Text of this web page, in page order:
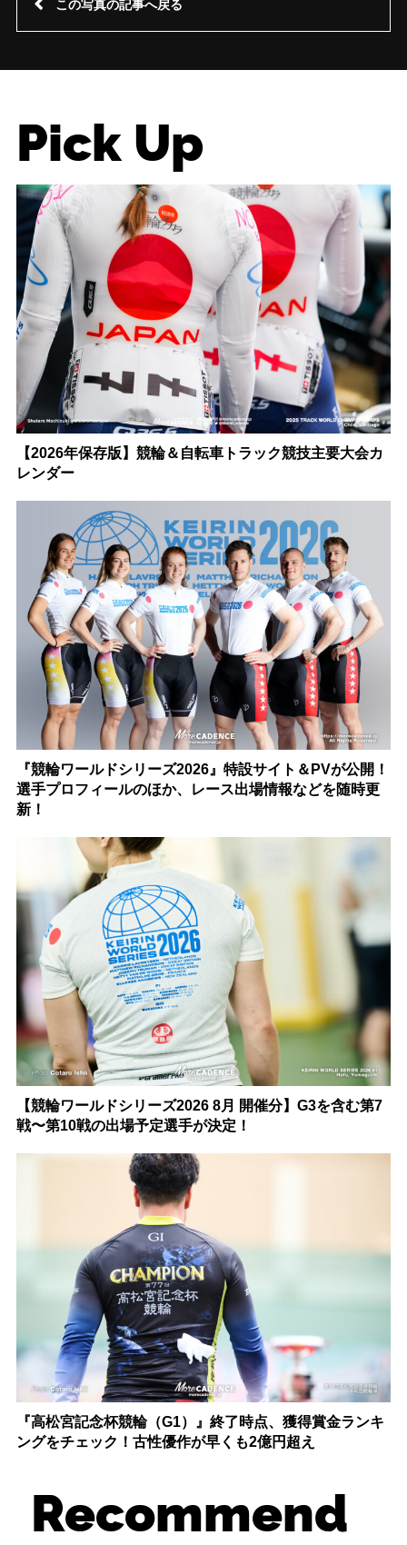
この写真の記事へ戻る
Pick Up
【2026年保存版】競輪＆自転車トラック競技主要大会カ
レンダー
『競輪ワールドシリーズ2026』特設サイト＆PVが公開！
選手プロフィールのほか、レース出場情報などを随時更
新！
【競輪ワールドシリーズ2026 8月 開催分】G3を含む第7
戦〜第10戦の出場予定選手が決定！
『高松宮記念杯競輪（G1）』終了時点、獲得賞金ランキ
ングをチェック！古性優作が早くも2億円超え
Recommend